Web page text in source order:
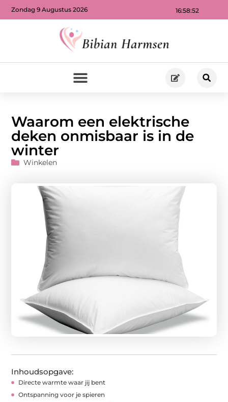
16:58:53
Zondag 9 Augustus 2026
Waarom een elektrische
deken onmisbaar is in de
winter
Winkelen
Inhoudsopgave:
Directe warmte waar jij bent
Ontspanning voor je spieren